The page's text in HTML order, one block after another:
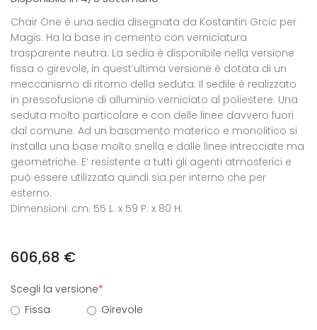
Chair One è una sedia disegnata da Kostantin Grcic per
Magis. Ha la base in cemento con verniciatura
trasparente neutra. La sedia è disponibile nella versione
fissa o girevole, in quest’ultima versione è dotata di un
meccanismo di ritorno della seduta. Il sedile è realizzato
in pressofusione di alluminio verniciato al poliestere. Una
seduta molto particolare e con delle linee davvero fuori
dal comune. Ad un basamento materico e monolitico si
installa una base molto snella e dalle linee intrecciate ma
geometriche. E’ resistente a tutti gli agenti atmosferici e
può essere utilizzata quindi sia per interno che per
esterno.
Dimensioni: cm. 55 L. x 59 P. x 80 H.
606,68 €
Scegli la versione*
Fissa
Girevole